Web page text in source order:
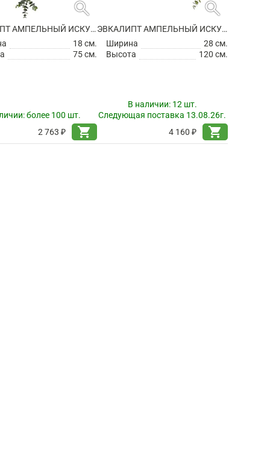
search
ЭВКАЛИПТ АМПЕЛЬНЫЙ ИСКУССТВЕННЫЙ
18 см.
75 см.
более 100 шт.
2 763 ₽
shopping_cart
search
ЭВКАЛИПТ АМПЕЛЬНЫЙ ИСКУССТВЕННЫЙ
Ширина
28 см.
Высота
120 см.
В наличии: 12 шт.
Следующая поставка 13.08.26г.
4 160 ₽
shopping_cart